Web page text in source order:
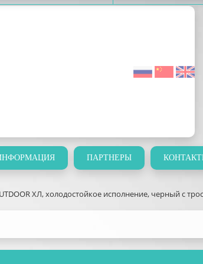
ПАРТНЕРЫ
ХЛ, холодостойкое исполнение, черный с